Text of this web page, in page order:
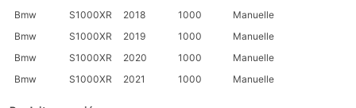
Bmw
S1000XR 2018 1000
Manuelle
Bmw
S1000XR 2019 1000
Manuelle
Bmw
S1000XR 2020 1000
Manuelle
Bmw
S1000XR 2021 1000 Manuelle